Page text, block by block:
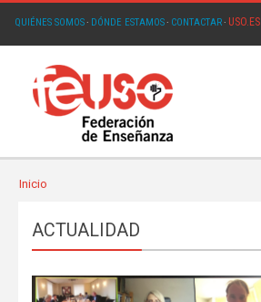
QUIÉNES SOMOS· DÓNDE ESTAMOS· CONTACTAR· USO.ES
Inicio
ACTUALIDAD